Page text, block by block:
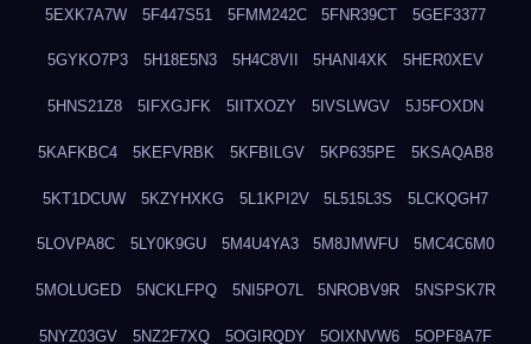
5EXK7A7W 5F447S51 5FMM242C 5FNR39CT 5GEF3377
5GYKO7P3 5H18E5N3 5H4C8VII 5HANI4XK 5HER0XEV
5HNS21Z8 5IFXGJFK 5IITXOZY 5IVSLWGV 5J5FOXDN
5KAFKBC4 5KEFVRBK 5KFBILGV 5KP635PE 5KSAQAB8
5KT1DCUW 5KZYHXKG 5L1KPI2V 5L515L3S 5LCKQGH7
5LOVPA8C 5LY0K9GU 5M4U4YA3 5M8JMWFU 5MC4C6M0
5MOLUGED 5NCKLFPQ 5NI5PO7L 5NROBV9R 5NSPSK7R
5NYZ03GV 5NZ2F7XQ 5OGIRQDY 5OIXNVW6 5OPF8A7F